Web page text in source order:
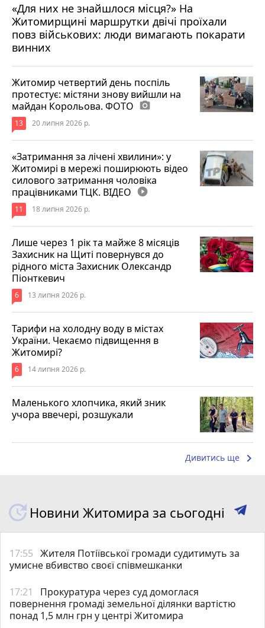
«Для них не знайшлося місця?» На
Житомирщині маршрутки двічі проїхали
повз військових: люди вимагають покарати
винних
17 липня 2026 р.
Житомир четвертий день поспіль
протестує: містяни знову вийшли на
майдан Корольова. ФОТО photo_camera
13 20 липня 2026 р.
«Затримання за лічені хвилини»: у
Житомирі в мережі поширюють відео
силового затримання чоловіка
працівниками ТЦК. ВІДЕО play_circle_filled
11 18 липня 2026 р.
Лише через 1 рік та майже 8 місяців
Захисник на Щиті повернувся до
рідного міста Захисник Олександр
Піонткевич
6 13 липня 2026 р.
Тарифи на холодну воду в містах
України. Чекаємо підвищення в
Житомирі?
6 14 липня 2026 р.
Маленького хлопчика, який зник
учора ввечері, розшукали
Дивитись ще keyboard_arrow_right
Новини Житомира за сьогодні
17:55 Жителя Потіївської громади судитимуть за
умисне вбивство своєї співмешканки
17:21
Прокуратура через суд домоглася
повернення громаді земельної ділянки вартістю
понад 1,5 млн грн у центрі Житомира